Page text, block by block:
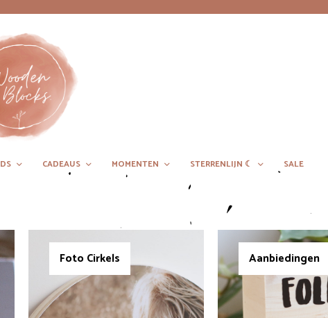
CADEAUS MOMENTEN STERRENLIJN ☾ SALE
Foto Cirkels Aanbiedingen